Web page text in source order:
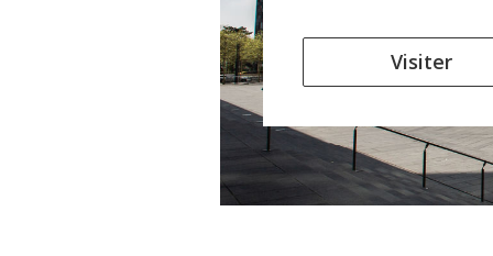
Visiter